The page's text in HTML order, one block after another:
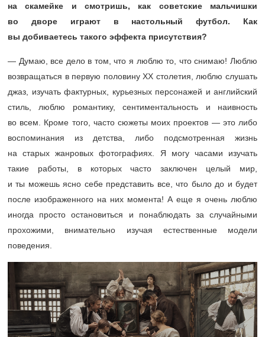
на скамейке и смотришь, как советские мальчишки
во дворе играют в настольный футбол. Как
вы добиваетесь такого эффекта присутствия?
— Думаю, все дело в том, что я люблю то, что снимаю! Люблю
возвращаться в первую половину XX столетия, люблю слушать
джаз, изучать фактурных, курьезных персонажей и английский
стиль, люблю романтику, сентиментальность и наивность
во всем. Кроме того, часто сюжеты моих проектов — это либо
воспоминания из детства, либо подсмотренная жизнь
на старых жанровых фотографиях. Я могу часами изучать
такие работы, в которых часто заключен целый мир,
и ты можешь ясно себе представить все, что было до и будет
после изображенного на них момента! А еще я очень люблю
иногда просто остановиться и понаблюдать за случайными
прохожими, внимательно изучая естественные модели
поведения.